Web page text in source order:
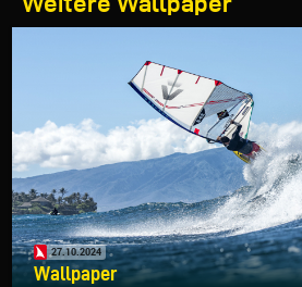
27.10.2024
Wallpaper